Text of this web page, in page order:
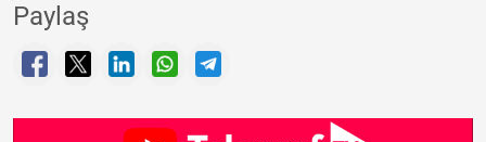
Paylaş